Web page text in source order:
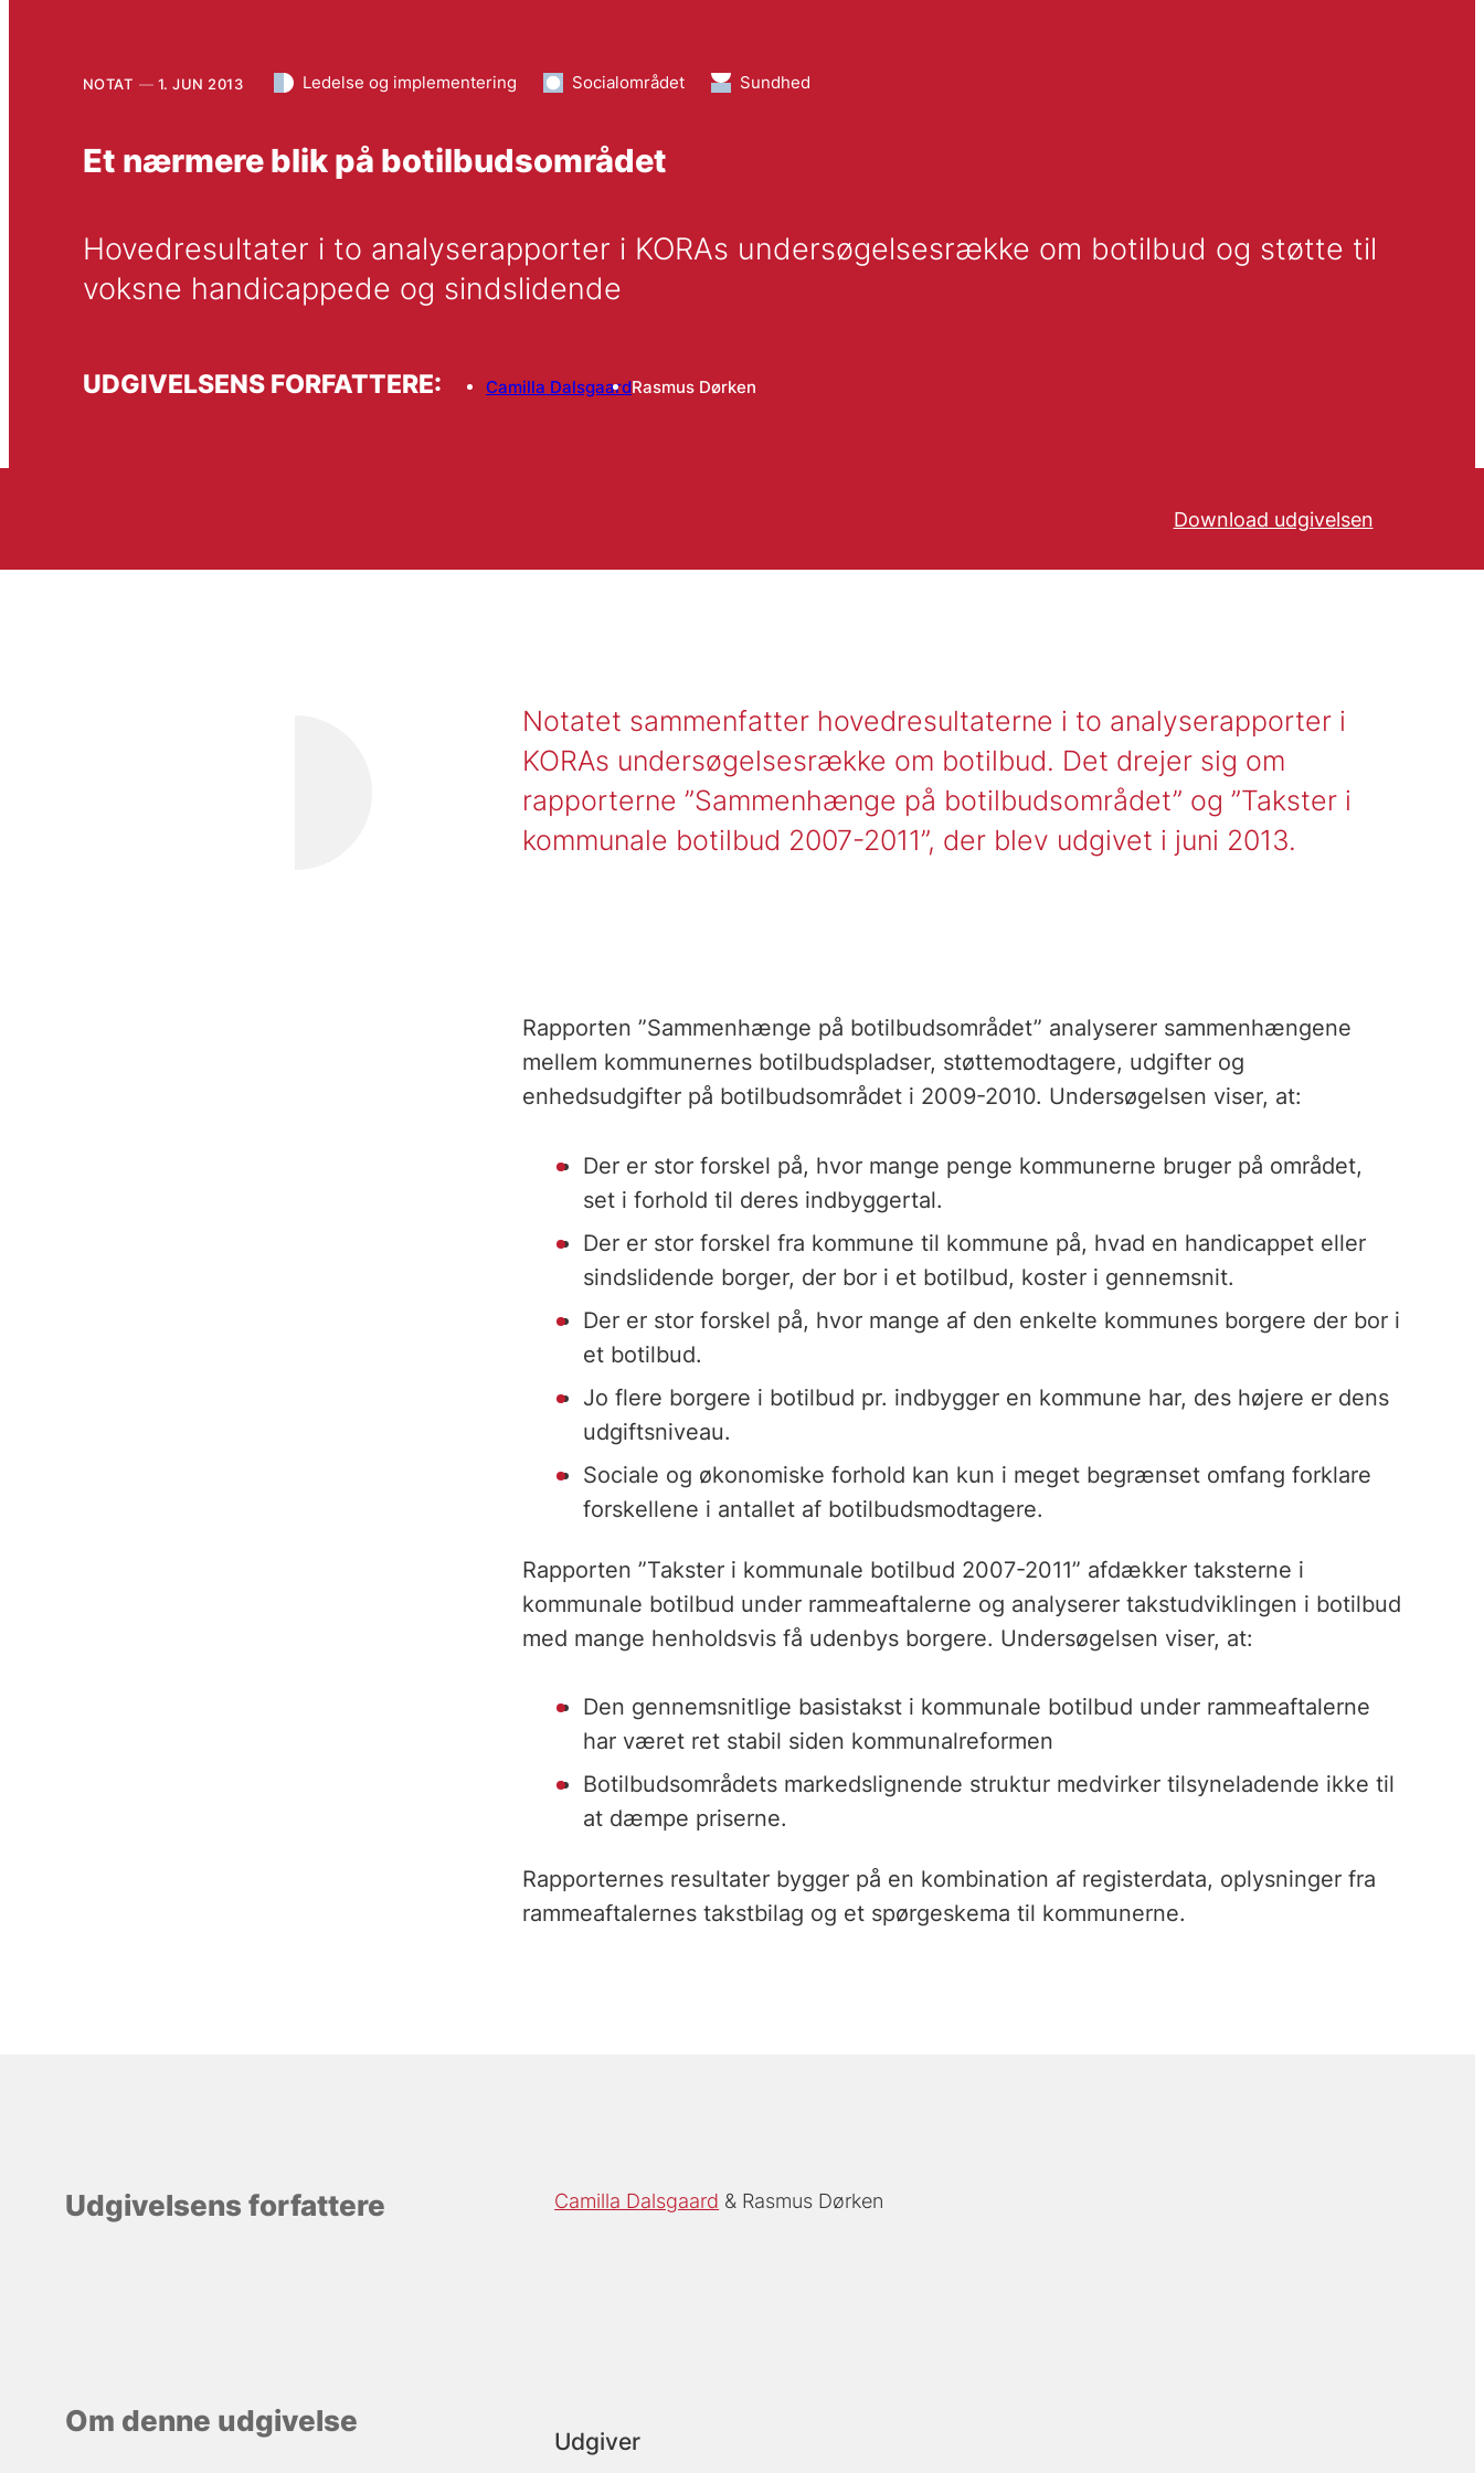
NOTAT 1. JUN 2013 Ledelse og implementering Socialområdet Sundhed
Et nærmere blik på botilbudsområdet
Hovedresultater i to analyserapporter i KORAs undersøgelsesrække om botilbud og støtte til
voksne handicappede og sindslidende
UDGIVELSENS FORFATTERE: Camilla DalsgaardRasmus Dørken
Download udgivelsen
Notatet sammenfatter hovedresultaterne i to analyserapporter i
KORAs undersøgelsesrække om botilbud. Det drejer sig om
rapporterne ”Sammenhænge på botilbudsområdet” og ”Takster i
kommunale botilbud 2007-2011”, der blev udgivet i juni 2013.
Rapporten ”Sammenhænge på botilbudsområdet” analyserer sammenhængene
mellem kommunernes botilbudspladser, støttemodtagere, udgifter og
enhedsudgifter på botilbudsområdet i 2009-2010. Undersøgelsen viser, at:
Der er stor forskel på, hvor mange penge kommunerne bruger på området,
set i forhold til deres indbyggertal.
Der er stor forskel fra kommune til kommune på, hvad en handicappet eller
sindslidende borger, der bor i et botilbud, koster i gennemsnit.
Der er stor forskel på, hvor mange af den enkelte kommunes borgere der bor i
et botilbud.
Jo flere borgere i botilbud pr. indbygger en kommune har, des højere er dens
udgiftsniveau.
Sociale og økonomiske forhold kan kun i meget begrænset omfang forklare
forskellene i antallet af botilbudsmodtagere.
Rapporten ”Takster i kommunale botilbud 2007-2011” afdækker taksterne i
kommunale botilbud under rammeaftalerne og analyserer takstudviklingen i botilbud
med mange henholdsvis få udenbys borgere. Undersøgelsen viser, at:
Den gennemsnitlige basistakst i kommunale botilbud under rammeaftalerne
har været ret stabil siden kommunalreformen
Botilbudsområdets markedslignende struktur medvirker tilsyneladende ikke til
at dæmpe priserne.
Rapporternes resultater bygger på en kombination af registerdata, oplysninger fra
rammeaftalernes takstbilag og et spørgeskema til kommunerne.
Udgivelsens forfattere Camilla Dalsgaard Rasmus Dørken
Om denne udgivelse
Udgiver